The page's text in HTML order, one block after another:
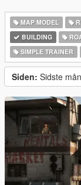
MAP MODEL
BUILDING
SIMPLE TRAINER
Siden: Sidste